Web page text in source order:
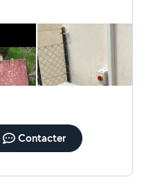
Contacter